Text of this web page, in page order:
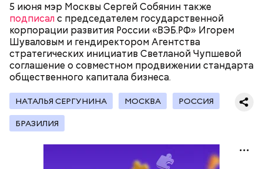
5 июня мэр Москвы Сергей Собянин также
подписалс председателем государственной
корпорации развития России «ВЭБ.РФ» Игорем
Шуваловым и гендиректором Агентства
стратегических инициатив Светланой Чупшевой
соглашение о совместном продвижении стандарта
общественного капитала бизнеса.
НАТАЛЬЯ СЕРГУНИНА МОСКВА РОССИЯ
БРАЗИЛИЯ
Расцвет фестивальной культуры пришелся на
период хрущевской оттепели. Например, в 1962
году прошел московский фестиваль
импровизационной джазовой музыки «Джаз-62».